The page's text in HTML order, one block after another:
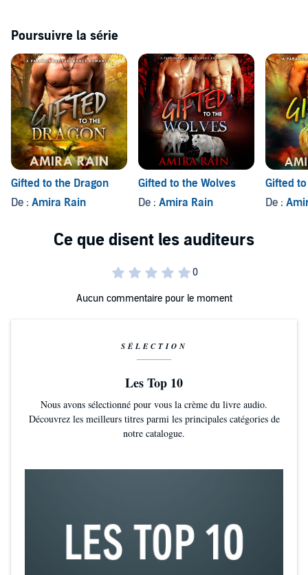
Poursuivre la série
Gifted to the Dragon
De : Amira Rain
Gifted to the Wolves
De : Amira Rain
Gifted
De :
Aucun commentaire pour le moment
SÉLECTION
Les Top 10
Nous avons sélectionné pour vous la crème du livre audio.
Découvrez les meilleurs titres parmi les principales catégories de
notre catalogue.